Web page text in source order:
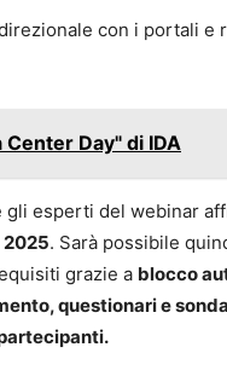
con i portali e
Center Day" di IDA
esperti del webinar
2025. Sarà possibile
grazie a blocco
questionari e